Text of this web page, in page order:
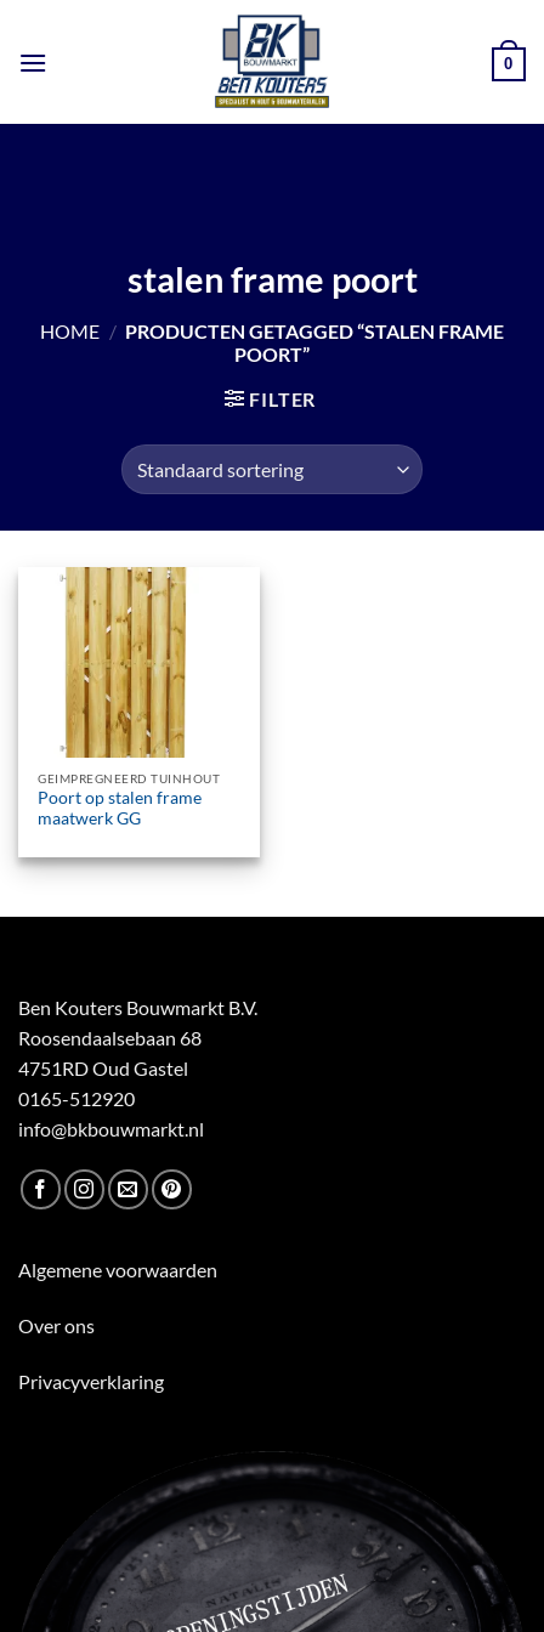
inhoud
0
stalen frame poort
HOME / PRODUCTEN GETAGGED “STALEN FRAME
POORT”
FILTER
GEIMPREGNEERD TUINHOUT
Poort op stalen frame
maatwerk GG
Ben Kouters Bouwmarkt B.V.
Roosendaalsebaan 68
4751RD Oud Gastel
0165-512920
info@bkbouwmarkt.nl
Algemene voorwaarden
Over ons
Privacyverklaring